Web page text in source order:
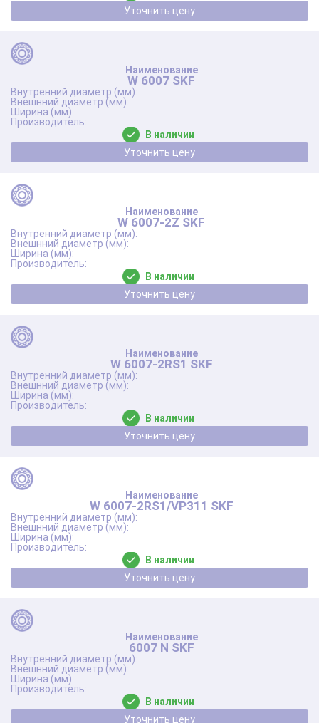
Уточнить цену
W 6007 SKF
В наличии
Уточнить цену
W 6007-2Z SKF
В наличии
Уточнить цену
W 6007-2RS1 SKF
В наличии
Уточнить цену
W 6007-2RS1/VP311 SKF
В наличии
Уточнить цену
6007 N SKF
В наличии
Уточнить цену